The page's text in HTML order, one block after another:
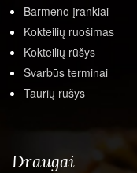
Barmeno įrankiai
Kokteilių ruošimas
Kokteilių rūšys
Svarbūs terminai
Taurių rūšys
Draugai